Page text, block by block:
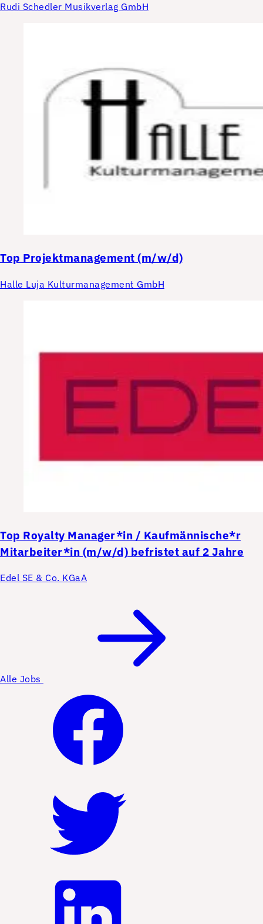
Rudi Schedler Musikverlag GmbH
Top Projektmanagement (m/w/d)
Halle Luja Kulturmanagement GmbH
Top Royalty Manager*in / Kaufmännische*r
Mitarbeiter*in (m/w/d) befristet auf 2 Jahre
Edel SE & Co. KGaA
Alle Jobs